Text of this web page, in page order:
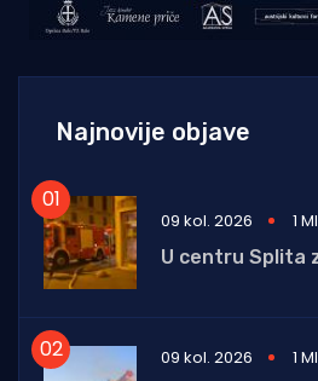
Najnovije objave
09 kol. 2026
1
U centru Splita
09 kol. 2026
1